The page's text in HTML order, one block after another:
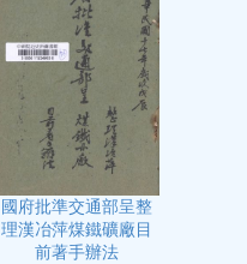
國府批準交通部呈整
理漢冶萍煤鐵礦廠目
前著手辦法